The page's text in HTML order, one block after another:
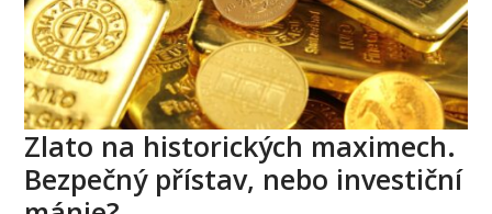
Zlato na historických maximech.
Bezpečný přístav, nebo investiční